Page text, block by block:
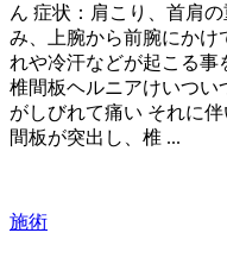
ん 症状：肩こり、首肩
み、上腕から前腕にかけ
れや冷汗などが起こる事
椎間板ヘルニアけいつい
がしびれて痛い それに
間板が突出し、椎 ...
施術